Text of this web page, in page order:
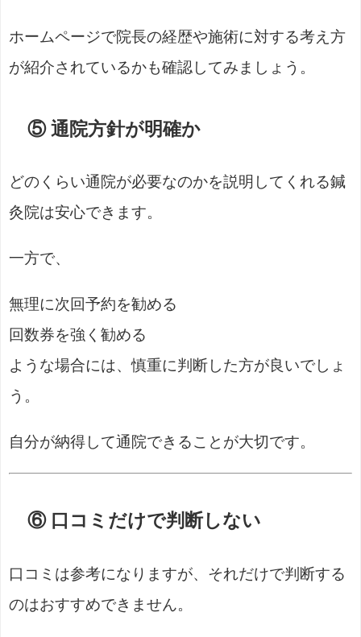
ホームページで院長の経歴や施術に対する考え方
が紹介されているかも確認してみましょう。
⑤ 通院方針が明確か
どのくらい通院が必要なのかを説明してくれる鍼
灸院は安心できます。
一方で、
無理に次回予約を勧める
回数券を強く勧める
ような場合には、慎重に判断した方が良いでしょ
う。
自分が納得して通院できることが大切です。
⑥ 口コミだけで判断しない
口コミは参考になりますが、それだけで判断する
のはおすすめできません。